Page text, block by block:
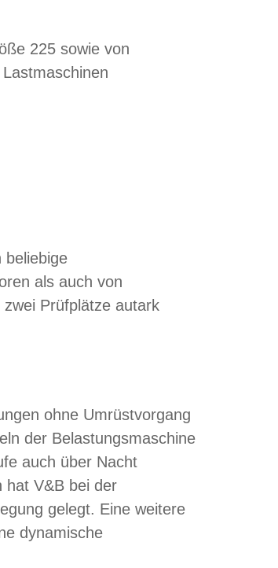
225 sowie von
beliebige
als auch von
Prüfplätze autark
ohne Umrüstvorgang
der Belastungsmaschine
auch über Nacht
hat V&B bei der
gelegt. Eine weitere
dynamische